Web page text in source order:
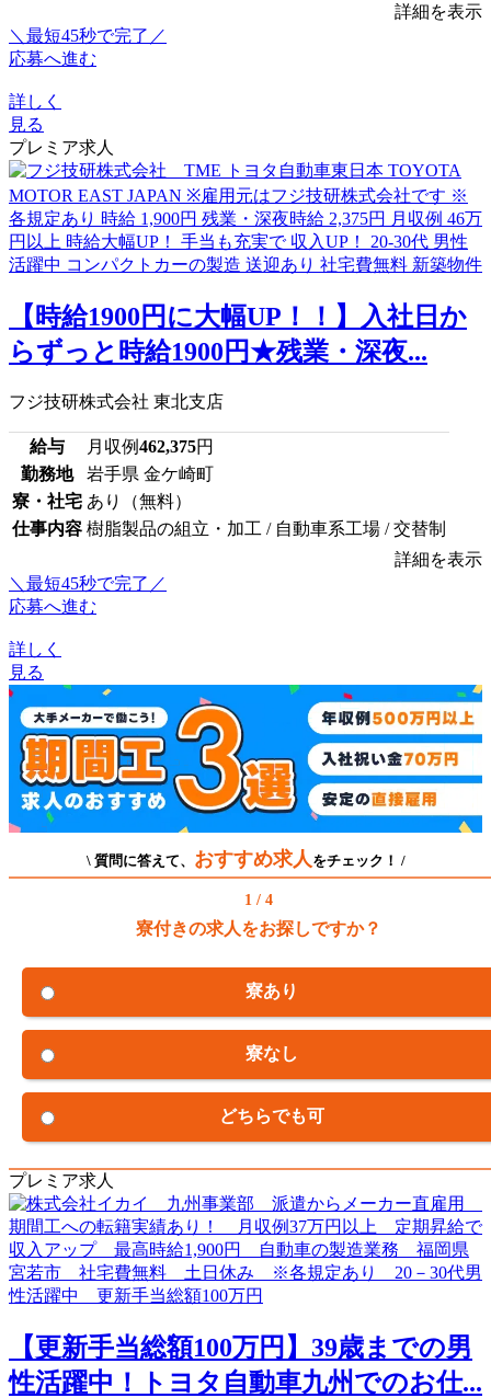
詳細を表示
＼最短45秒で完了／
応募へ進む
詳しく
見る
プレミア求人
【時給1900円に大幅UP！！】入社日か
らずっと時給1900円★残業・深夜...
フジ技研株式会社 東北支店
給与 月収例462,375円
勤務地
岩手県 金ケ崎町
寮・社宅 あり（無料）
仕事内容 樹脂製品の組立・加工 / 自動車系工場 / 交替制
詳細を表示
＼最短45秒で完了／
応募へ進む
詳しく
見る
\ 質問に答えて、 おすすめ求人 をチェック！ /
1 / 4
寮付きの求人をお探しですか？
寮あり
寮なし
どちらでも可
プレミア求人
【更新手当総額100万円】39歳までの男
性活躍中！トヨタ自動車九州でのお仕...